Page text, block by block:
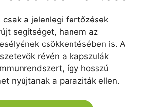
csak a jelenlegi fertőzések
segítséget, hanem az
csökkentésében is. A
révén a kapszulák
így hosszú
nyújtanak a paraziták ellen.